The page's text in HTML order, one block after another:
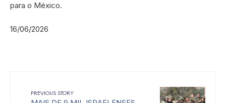
para o México.
16/06/2026
PREVIOUS STORY